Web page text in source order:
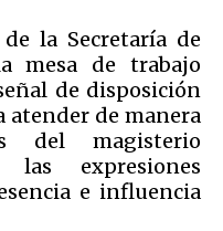
la Secretaría de
mesa de trabajo
de disposición
atender de manera
del magisterio
expresiones
e influencia